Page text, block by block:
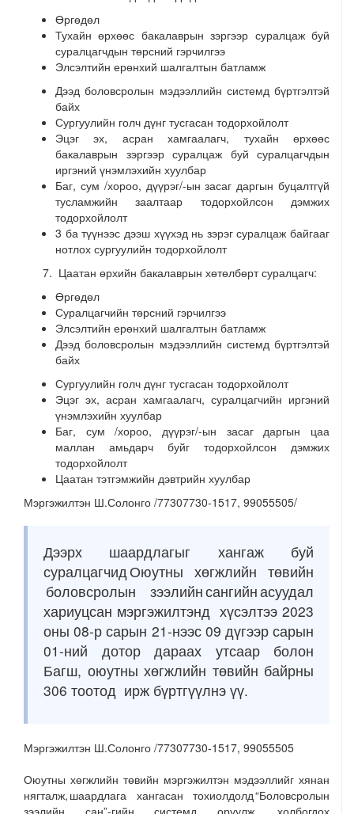
Өргөдөл
Тухайн өрхөөс бакалаврын зэргээр суралцаж буй
суралцагчдын төрсний гэрчилгээ
Элсэлтийн ерөнхий шалгалтын батламж
Дээд боловсролын мэдээллийн системд бүртгэлтэй
байх
Сургуулийн голч дүнг тусгасан тодорхойлолт
Эцэг эх, асран хамгаалагч, тухайн өрхөөс
бакалаврын зэргээр суралцаж буй суралцагчдын
иргэний үнэмлэхийн хуулбар
Баг, сум /хороо, дүүрэг/-ын засаг даргын буцалтгүй
тусламжийн заалтаар тодорхойлсон дэмжих
тодорхойлолт
3 ба түүнээс дээш хүүхэд нь зэрэг суралцаж байгааг
нотлох сургуулийн тодорхойлолт
Цаатан өрхийн бакалаврын хөтөлбөрт суралцагч:
Өргөдөл
Суралцагчийн төрсний гэрчилгээ
Элсэлтийн ерөнхий шалгалтын батламж
Дээд боловсролын мэдээллийн системд бүртгэлтэй
байх
Сургуулийн голч дүнг тусгасан тодорхойлолт
Эцэг эх, асран хамгаалагч, суралцагчийн иргэний
үнэмлэхийн хуулбар
Баг, сум /хороо, дүүрэг/-ын засаг даргын цаа
маллан амьдарч буйг тодорхойлсон дэмжих
тодорхойлолт
Цаатан тэтгэмжийн дэвтрийн хуулбар
Мэргэжилтэн Ш.Солонго /77307730-1517, 99055505/
Дээрх шаардлагыг хангаж буй
суралцагчид Оюутны хөгжлийн төвийн
боловсролын зээлийн сангийн асуудал
хариуцсан мэргэжилтэнд хүсэлтээ 2023
оны 08-р сарын 21-нээс 09 дүгээр сарын
01-ний дотор дараах утсаар болон
Багш, оюутны хөгжлийн төвийн байрны
306 тоотод ирж бүртгүүлнэ үү.
Мэргэжилтэн Ш.Солонго /77307730-1517, 99055505
Оюутны хөгжлийн төвийн мэргэжилтэн мэдээллийг хянан
нягталж, шаардлага хангасан тохиолдолд “Боловсролын
зээлийн сан”-гийн системд оруулж, холбогдох